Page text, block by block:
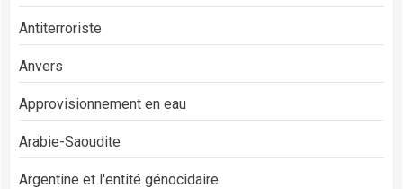
Antiterroriste
Anvers
Approvisionnement en eau
Arabie-Saoudite
Argentine et l'entité génocidaire